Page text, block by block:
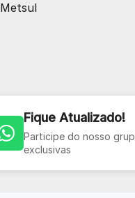
Metsul
Fique Atualizado!
Participe do nosso
exclusivas